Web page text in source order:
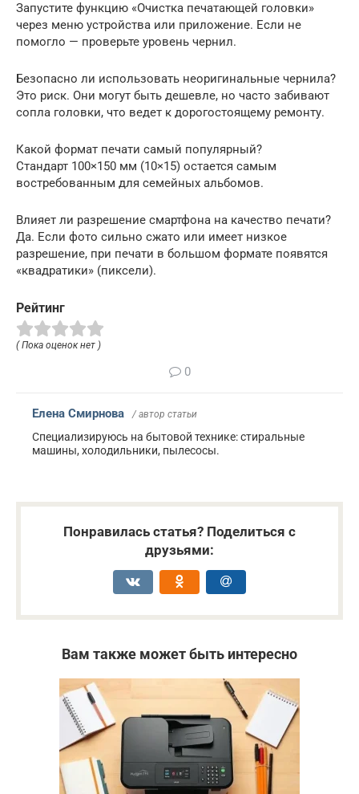
Запустите функцию «Очистка печатающей головки»
через меню устройства или приложение. Если не
помогло — проверьте уровень чернил.
Безопасно ли использовать неоригинальные чернила?
Это риск. Они могут быть дешевле, но часто забивают
сопла головки, что ведет к дорогостоящему ремонту.
Какой формат печати самый популярный?
Стандарт 100×150 мм (10×15) остается самым
востребованным для семейных альбомов.
Влияет ли разрешение смартфона на качество печати?
Да. Если фото сильно сжато или имеет низкое
разрешение, при печати в большом формате появятся
«квадратики» (пиксели).
Рейтинг
( Пока оценок нет )
0
Елена Смирнова / автор статьи
Специализируюсь на бытовой технике: стиральные
машины, холодильники, пылесосы.
Понравилась статья? Поделиться с
друзьями:
Вам также может быть интересно